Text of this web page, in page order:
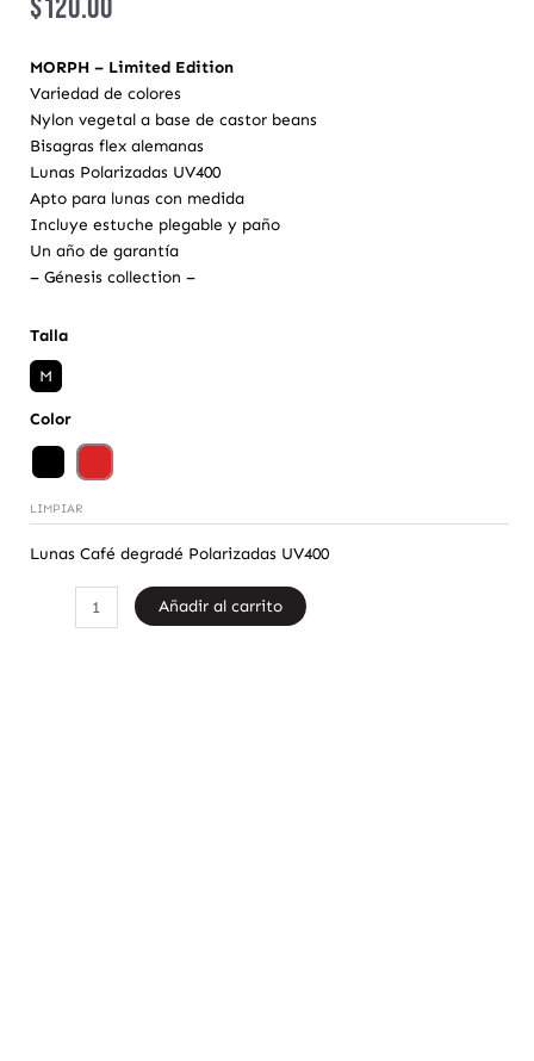
$120.00
MORPH – Limited Edition
Variedad de colores
Nylon vegetal a base de castor beans
Bisagras flex alemanas
Lunas Polarizadas UV400
Apto para lunas con medida
Incluye estuche plegable y paño
Un año de garantía
– Génesis collection –
Talla
M
Color
LIMPIAR
Lunas Café degradé Polarizadas UV400
Gen
Morph
#02
cantidad
Añadir al carrito